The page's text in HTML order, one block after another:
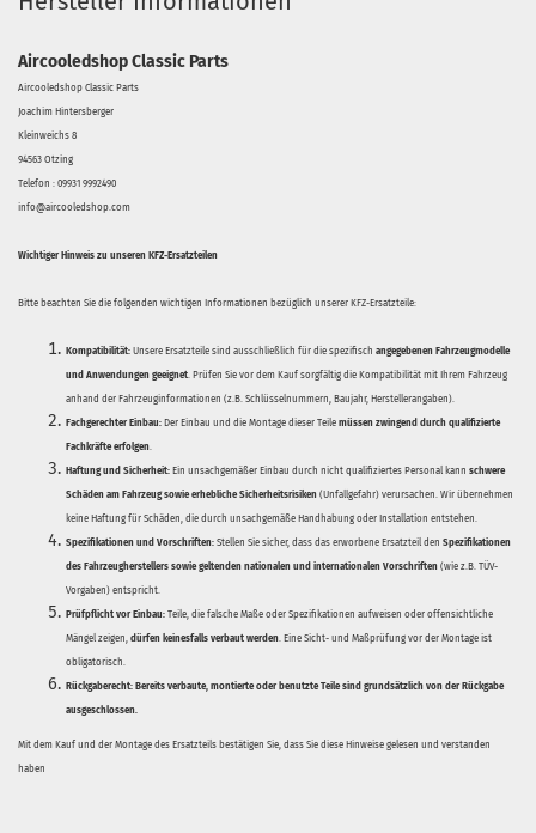
Aircooledshop Classic Parts
Aircooledshop Classic Parts
Joachim Hintersberger
Kleinweichs 8
94563 Otzing
Telefon : 09931 9992490
info@aircooledshop.com
Wichtiger Hinweis zu unseren KFZ-Ersatzteilen
Bitte beachten Sie die folgenden wichtigen Informationen bezüglich unserer KFZ-Ersatzteile:
Kompatibilität: Unsere Ersatzteile sind ausschließlich für die spezifisch angegebenen Fahrzeugmodelle
und Anwendungen geeignet. Prüfen Sie vor dem Kauf sorgfältig die Kompatibilität mit Ihrem Fahrzeug
anhand der Fahrzeuginformationen (z.B. Schlüsselnummern, Baujahr, Herstellerangaben).
Fachgerechter Einbau: Der Einbau und die Montage dieser Teile müssen zwingend durch qualifizierte
Fachkräfte erfolgen.
Haftung und Sicherheit: Ein unsachgemäßer Einbau durch nicht qualifiziertes Personal kann schwere
Schäden am Fahrzeug sowie erhebliche Sicherheitsrisiken (Unfallgefahr) verursachen. Wir übernehmen
keine Haftung für Schäden, die durch unsachgemäße Handhabung oder Installation entstehen.
Spezifikationen und Vorschriften: Stellen Sie sicher, dass das erworbene Ersatzteil den Spezifikationen
des Fahrzeugherstellers sowie geltenden nationalen und internationalen Vorschriften (wie z.B. TÜV-
Vorgaben) entspricht.
Prüfpflicht vor Einbau: Teile, die falsche Maße oder Spezifikationen aufweisen oder offensichtliche
Mängel zeigen, dürfen keinesfalls verbaut werden. Eine Sicht- und Maßprüfung vor der Montage ist
obligatorisch.
Rückgaberecht: Bereits verbaute, montierte oder benutzte Teile sind grundsätzlich von der Rückgabe
ausgeschlossen.
Mit dem Kauf und der Montage des Ersatzteils bestätigen Sie, dass Sie diese Hinweise gelesen und verstanden
haben